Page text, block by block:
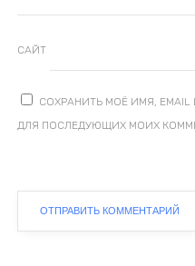
САЙТ
СОХРАНИТЬ МОЁ ИМЯ,
ДЛЯ ПОСЛЕДУЮЩИХ МОИХ